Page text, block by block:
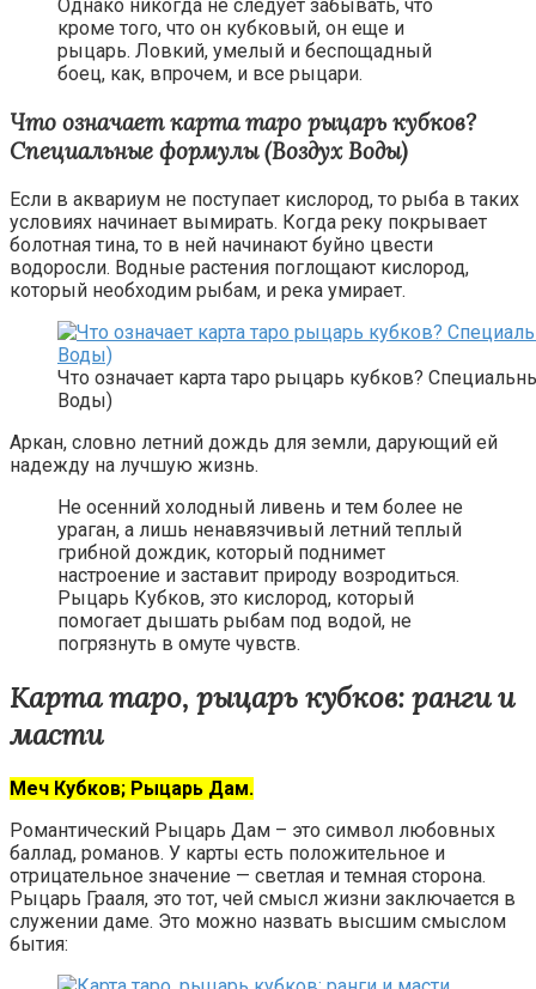
Однако никогда не следует забывать, что
кроме того, что он кубковый, он еще и
рыцарь. Ловкий, умелый и беспощадный
боец, как, впрочем, и все рыцари.
Что означает карта таро рыцарь кубков?
Специальные формулы (Воздух Воды)
Если в аквариум не поступает кислород, то рыба в таких
условиях начинает вымирать. Когда реку покрывает
болотная тина, то в ней начинают буйно цвести
водоросли. Водные растения поглощают кислород,
который необходим рыбам, и река умирает.
Что означает карта таро рыцарь кубков?
Воды)
Аркан, словно летний дождь для земли, дарующий ей
надежду на лучшую жизнь.
Не осенний холодный ливень и тем более не
ураган, а лишь ненавязчивый летний теплый
грибной дождик, который поднимет
настроение и заставит природу возродиться.
Рыцарь Кубков, это кислород, который
помогает дышать рыбам под водой, не
погрязнуть в омуте чувств.
Карта таро, рыцарь кубков: ранги и
масти
Меч Кубков; Рыцарь Дам.
Романтический Рыцарь Дам – это символ любовных
баллад, романов. У карты есть положительное и
отрицательное значение — светлая и темная сторона.
Рыцарь Грааля, это тот, чей смысл жизни заключается в
служении даме. Это можно назвать высшим смыслом
бытия: